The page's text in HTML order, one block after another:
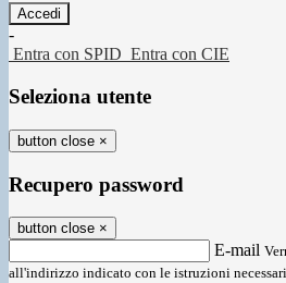
-
Entra con SPID Entra con CIE
Seleziona utente
button close ×
Recupero password
button close ×
E-mail
all'indirizzo indicato con le istruzioni